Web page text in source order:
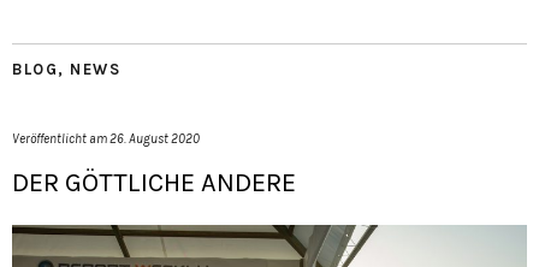
BLOG , NEWS
Veröffentlicht am26. August 2020
DER GÖTTLICHE ANDERE